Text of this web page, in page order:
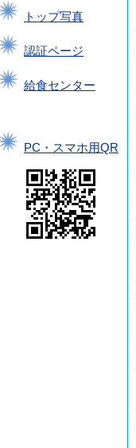
トップ写真
認証ページ
給食センター
PC・スマホ用QR